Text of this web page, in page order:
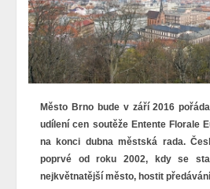
Město Brno bude v září 2016
udílení cen soutěže Entente Florale
na konci dubna městská rada.
poprvé od roku 2002, kdy se
nejkvětnatější město, hostit